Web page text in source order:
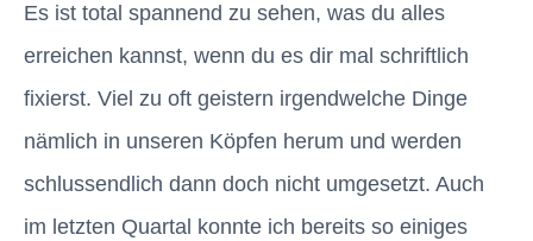
Es ist total spannend zu sehen, was du alles
erreichen kannst, wenn du es dir mal schriftlich
fixierst. Viel zu oft geistern irgendwelche Dinge
nämlich in unseren Köpfen herum und werden
schlussendlich dann doch nicht umgesetzt. Auch
im letzten Quartal konnte ich bereits so einiges